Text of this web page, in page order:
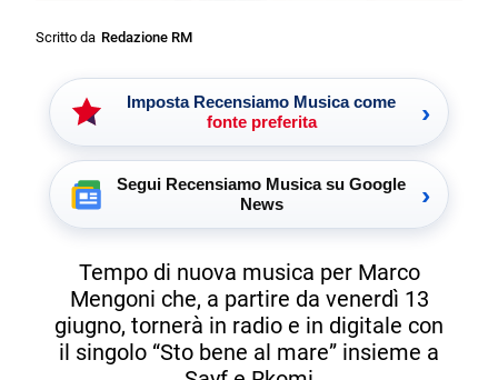
Scritto da Redazione RM
Imposta Recensiamo Musica come
fonte preferita
›
Segui Recensiamo Musica su Google
News
›
Tempo di nuova musica per Marco
Mengoni che, a partire da venerdì 13
giugno, tornerà in radio e in digitale con
il singolo “Sto bene al mare” insieme a